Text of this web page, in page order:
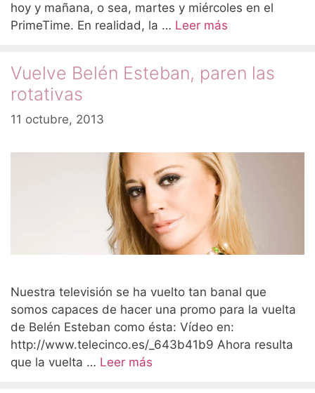
hoy y mañana, o sea, martes y miércoles en el
PrimeTime. En realidad, la … Leer más
Vuelve Belén Esteban, paren las
rotativas
11 octubre, 2013
Nuestra televisión se ha vuelto tan banal que
somos capaces de hacer una promo para la vuelta
de Belén Esteban como ésta: Vídeo en:
http://www.telecinco.es/_643b41b9 Ahora resulta
que la vuelta … Leer más